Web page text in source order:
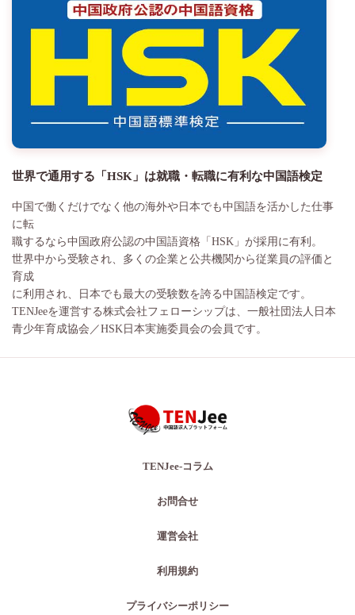
世界で通用する「HSK」は就職・転職に有利な中国語検定
中国で働くだけでなく他の海外や日本でも中国語を活かした仕事
に転
職するなら中国政府公認の中国語資格「HSK」が採用に有利。
世界中から受験され、多くの企業と公共機関から従業員の評価と
育成
に利用され、日本でも最大の受験数を誇る中国語検定です。
TENJeeを運営する株式会社フェローシップは、一般社団法人日本
青少年育成協会／HSK日本実施委員会の会員です。
TENJee-コラム
お問合せ
運営会社
利用規約
プライバシーポリシー